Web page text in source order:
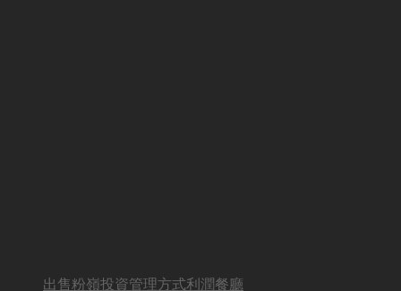
出售粉嶺投資管理方式利潤餐廳